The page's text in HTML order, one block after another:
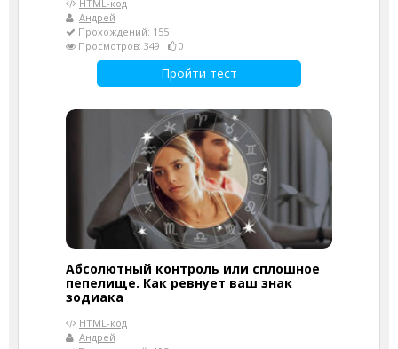
HTML-код
Андрей
Прохождений: 155
Просмотров: 349
0
Пройти тест
Абсолютный контроль или сплошное
пепелище. Как ревнует ваш знак
зодиака
HTML-код
Андрей